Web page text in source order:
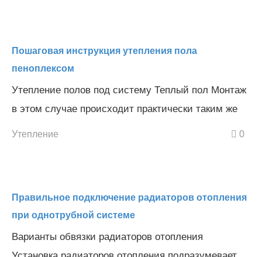
Пошаговая инструкция утепления пола
пеноплексом
Утепление полов под систему Теплый пол Монтаж
в этом случае происходит практически таким же
Утепление 0
Правильное подключение радиаторов отопления
при однотрубной системе
Варианты обвязки радиаторов отопления